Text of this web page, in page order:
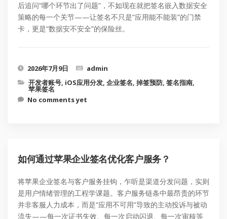
后追问“哪个环节出了问题”，不如现在就把签名嵌入数据安全
策略的每一个关节——让签名不只是“应用能不能装”的门禁
卡，更是“数据安不安全”的保险丝。
2026年7月9日
admin
开发者账号, iOS应用分发, 企业签名, 掉签预防, 签名指南,
苹果签名
No comments yet
如何通过苹果企业签名优化客户服务？
将苹果企业签名与客户服务挂钩，乍听是渠道分发问题，实则
是用户情绪管理的工程学课题。客户服务链条中最昂贵的环节
并非客服人力成本，而是“应用不可用”导致的主动投诉与被动
流失——每一次证书失效、每一次启动闪退、每一次审核等